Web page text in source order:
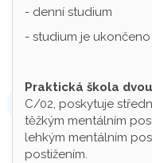
- denní studium
- studium je
Praktická škola
C/02, poskytuje
těžkým mentálním
lehkým mentálním
postižením.